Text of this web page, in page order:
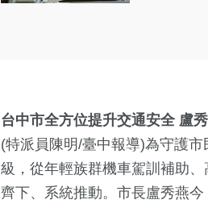
台中市全方位提升交通安全 盧
(特派員陳明/臺中報導)為守護
級，從年輕族群機車駕訓補助
齊下、系統推動。市長盧秀燕